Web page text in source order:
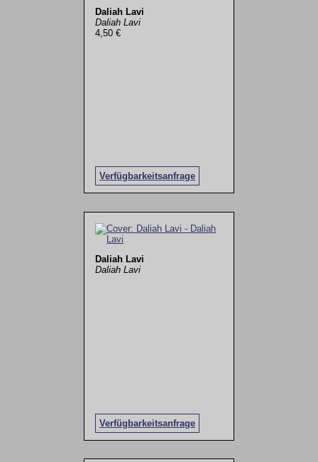
Daliah Lavi
Daliah Lavi
4,50 €
Verfügbarkeitsanfrage
Daliah Lavi
Daliah Lavi
Verfügbarkeitsanfrage